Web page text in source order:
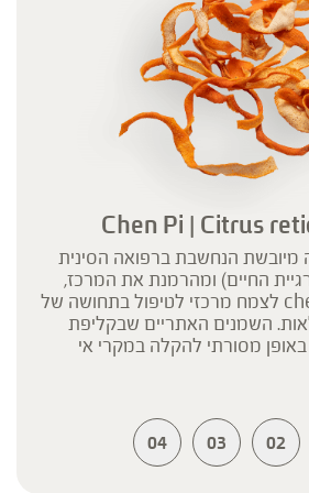
Chen Pi | Citrus
מיובשת הנחשבת ברפואה הסינית
החיים) ומהרמנת את המרכז,
מה שהופך את chen pi לצמח מרכזי לטיפול בתחושה של
השמנים האתריים שבקליפת
מסורתי להקלה במקרי אי
02
03
04